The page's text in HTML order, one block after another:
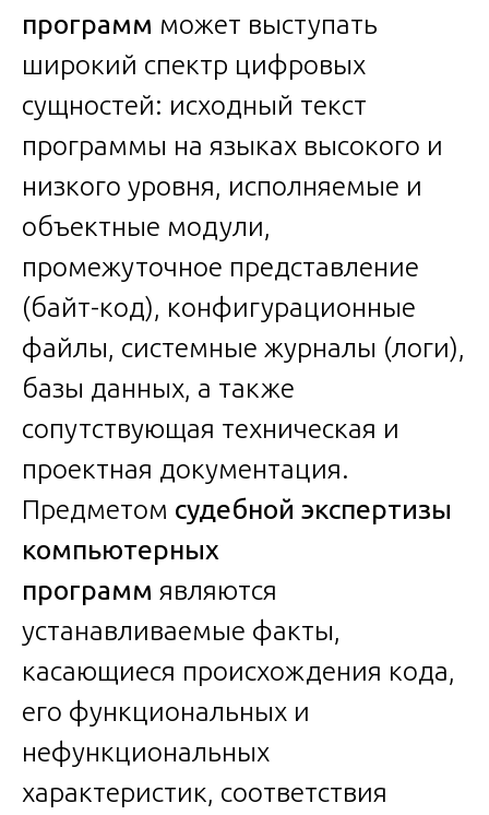
программ может выступать
широкий спектр цифровых
сущностей: исходный текст
программы на языках высокого и
низкого уровня, исполняемые и
объектные модули,
промежуточное представление
(байт-код), конфигурационные
файлы, системные журналы (логи),
базы данных, а также
сопутствующая техническая и
проектная документация.
Предметом судебной экспертизы
компьютерных
программ являются
устанавливаемые факты,
касающиеся происхождения кода,
его функциональных и
нефункциональных
характеристик, соответствия